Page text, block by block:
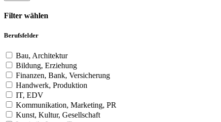
Filter wählen
Berufsfelder
Bau, Architektur
Bildung, Erziehung
Finanzen, Bank, Versicherung
Handwerk, Produktion
IT, EDV
Kommunikation, Marketing, PR
Kunst, Kultur, Gesellschaft